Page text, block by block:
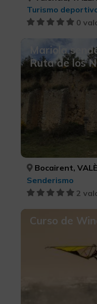
Turismo
0
Mariola
Ruta de los
Bocairent,
Senderismo
2
Curso de